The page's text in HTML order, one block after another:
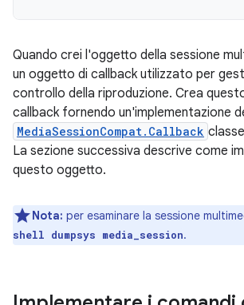
Quando crei l'oggetto della sessione
un oggetto di callback utilizzato per
controllo della riproduzione. Crea
callback fornendo un'implementazione
MediaSessionCompat.Callback
La sezione successiva descrive come
questo oggetto.
Nota: per esaminare la sessione
shell dumpsys media_session.